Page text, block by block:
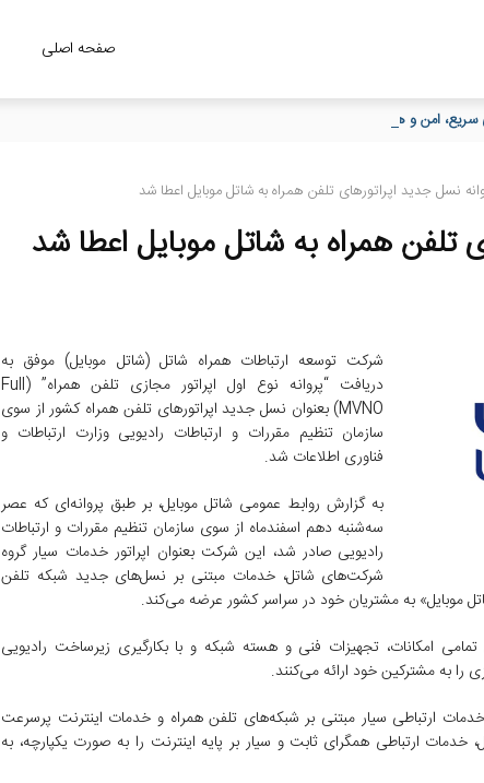
صفحه اصلی
سریع، امن و هوشمند در خریدهای حضوری
نسل جدید اپراتورهای تلفن همراه به شاتل موبایل اعطا شد
تلفن همراه به شاتل موبایل اعطا شد
شرکت توسعه ارتباطات همراه شاتل (شاتل موبایل) موفق به
دریافت “پروانه نوع اول اپراتور مجازی تلفن همراه” (Full
MVNO) بعنوان نسل جدید اپراتورهای تلفن همراه کشور از سوی
سازمان تنظیم مقررات و ارتباطات رادیویی وزارت ارتباطات و
فناوری اطلاعات شد.
به گزارش روابط عمومی شاتل موبایل، بر طبق پروانه‌ای که عصر
سه‌شنبه دهم اسفندماه از سوی سازمان تنظیم مقررات و ارتباطات
رادیویی صادر شد، این شرکت بعنوان اپراتور خدمات سیار گروه
شرکت‌های‌ شاتل، خدمات مبتنی بر نسل‌های جدید شبکه تلفن
موبایل» به مشتریان خود در سراسر کشور عرضه می‌کند.
تمامی امکانات، تجهیزات فنی و هسته شبکه و با بکارگیری زیرساخت رادیویی
را به مشترکین خود ارائه می‌کنند.
خدمات ارتباطی سیار مبتنی بر شبکه‌های تلفن همراه و خدمات اینترنت پرسرعت
ارتباطی همگرای ثابت و سیار بر پایه اینترنت را به صورت یکپارچه، به